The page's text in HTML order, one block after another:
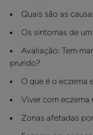
Quais são as
Os sintomas de
Avaliação: Tem
prurido?
O que é o eczema
Viver com eczema
Zonas afetadas